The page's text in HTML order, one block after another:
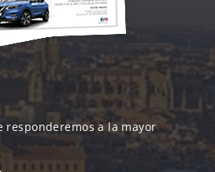
responderemos a la mayor